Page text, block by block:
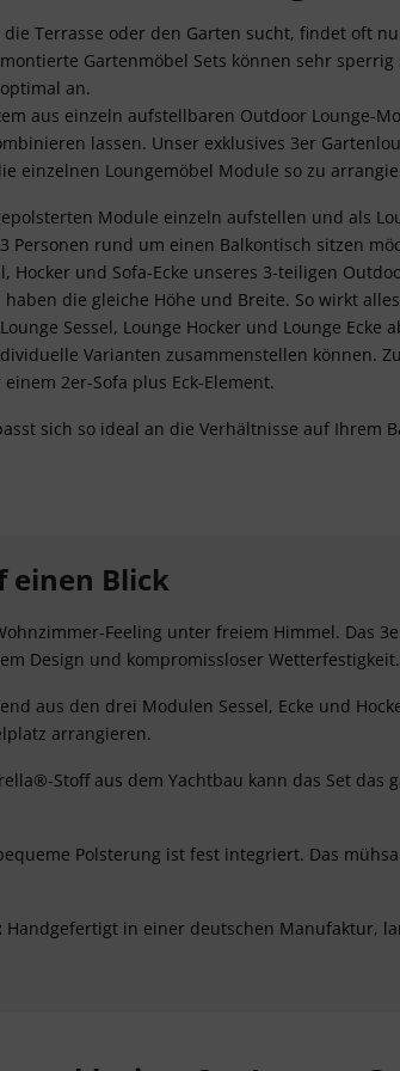
Terrasse oder den Garten sucht, findet oft
Gartenmöbel Sets können sehr
an.
aus einzeln aufstellbaren Outdoor Lounge-
lassen. Unser exklusives 3er
einzelnen Loungemöbel Module so zu
Module einzeln aufstellen und als
Personen rund um einen Balkontisch sitzen
Hocker und Sofa-Ecke unseres 3-teiligen
die gleiche Höhe und Breite. So wirkt
Sessel, Lounge Hocker und Lounge
Varianten zusammenstellen können.
2er-Sofa plus Eck-Element.
sich so ideal an die Verhältnisse auf Ihrem
einen Blick
Feeling unter freiem Himmel. Das
Design und kompromissloser Wetterfestigkeit.
aus den drei Modulen Sessel, Ecke und
arrangieren.
Stoff aus dem Yachtbau kann das Set das
Polsterung ist fest integriert. Das
Handgefertigt in einer deutschen Manufaktur,
der Angebote
Daten zur Auswahl von Inhalten
Besondere Features:
Standortdaten
zur Identifikation aktiv abfragen